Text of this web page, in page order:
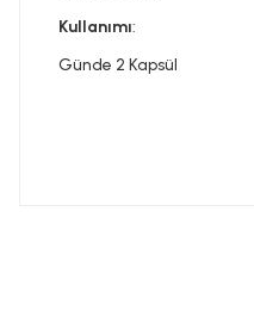
Kullanımı:
Günde 2 Kapsül